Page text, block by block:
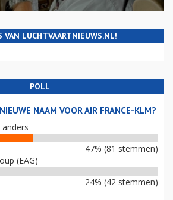
VAN LUCHTVAARTNIEUWS.NL!
POLL
NAAM VOOR AIR FRANCE-KLM?
47% (81 stemmen)
(EAG)
24% (42 stemmen)